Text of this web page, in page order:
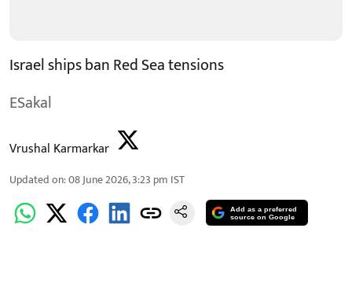
Israel ships ban Red Sea tensions
ESakal
Vrushal Karmarkar
Updated on:08 June 2026, 3:23 pm IST
Add as a preferred
source on Google